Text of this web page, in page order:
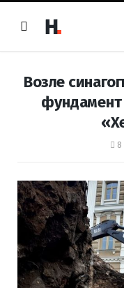
Возле
8